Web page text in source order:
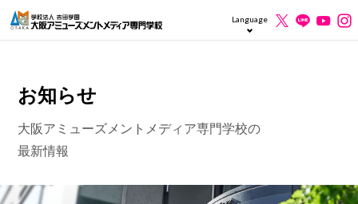
Language
お知らせ
大阪アミューズメントメディア専門学校の
最新情報